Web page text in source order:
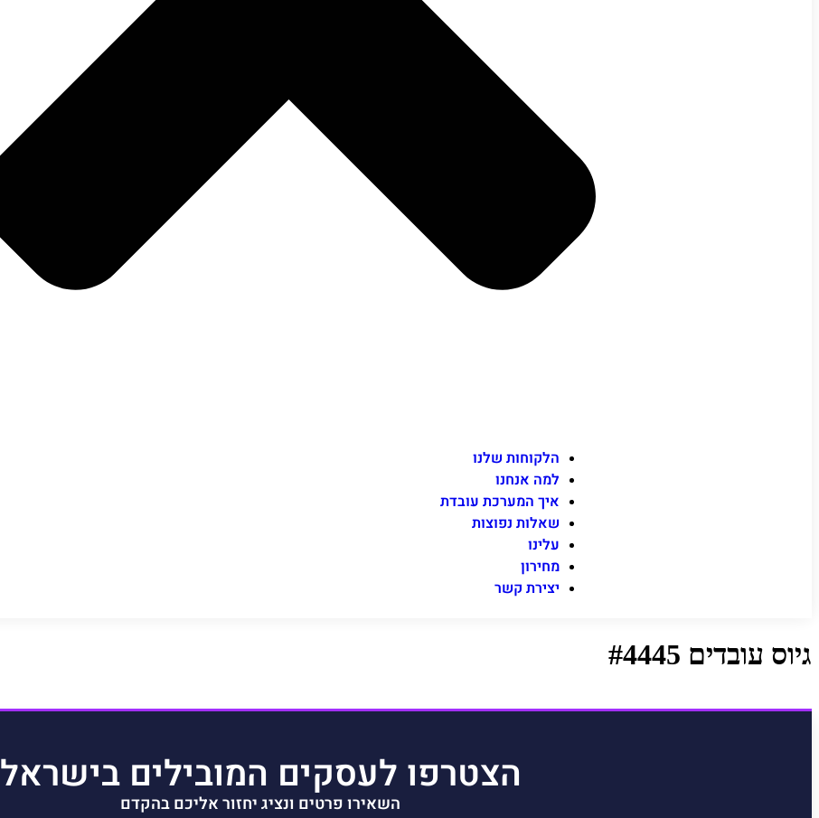
הלקוחות שלנו
למה אנחנו
איך המערכת עובדת
שאלות נפוצות
עלינו
מחירון
יצירת קשר
גיוס עובדים #4445
הצטרפו לעסקים המובילים בישראל
השאירו פרטים ונציג יחזור אליכם בהקדם